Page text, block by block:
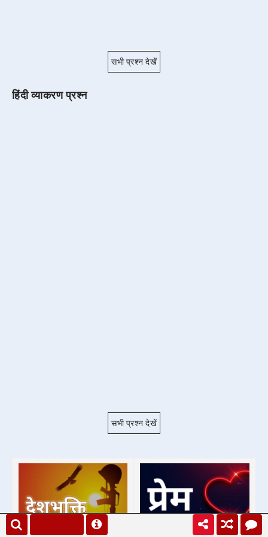
सभी प्रश्न देखें
हिंदी व्याकरण प्रश्न
सभी प्रश्न देखें